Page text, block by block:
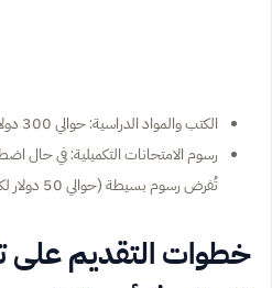
الكتب والمواد الدراسية: حوالي 300 دولار لكل فصل دراسي.
رسوم الامتحانات التكميلية: في حال
تُفرض رسوم بسيطة (حوالي 50 دولار لكل مادة).
خطوات التقديم على